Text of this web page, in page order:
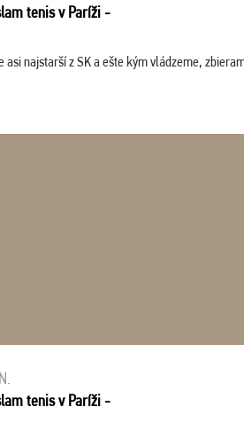
tenis v Paríži -
asi najstarší z SK a ešte kým vládzeme,
tenis v Paríži -